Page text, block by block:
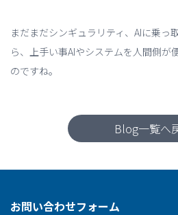
まだまだシンギュラリティ、AIに乗っ
ら、上手い事AIやシステムを人間側が
のですね。
Blog一覧へ
お問い合わせフォーム